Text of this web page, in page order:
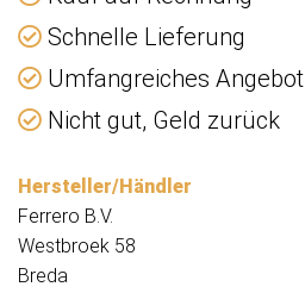
Schnelle Lieferung
Umfangreiches Angebot
Nicht gut, Geld zurück
Hersteller/Händler
Ferrero B.V.
Westbroek 58
Breda